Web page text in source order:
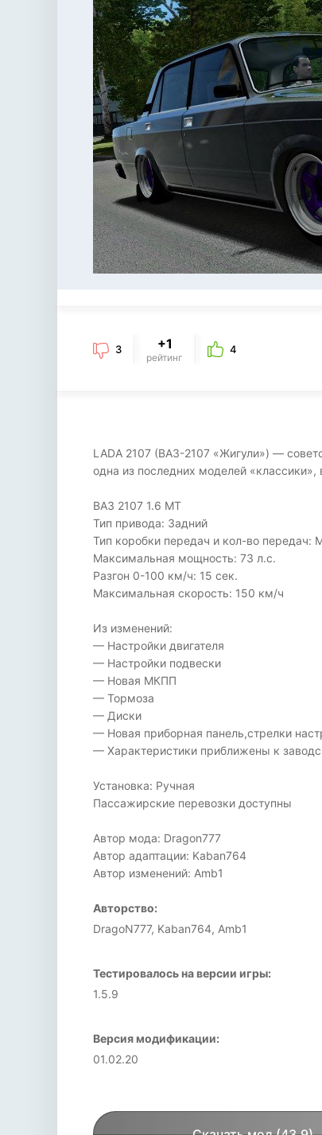
3 +1
рейтинг
4
LADA 2107 (ВАЗ-2107 «Жигули») —
одна из последних моделей
ВАЗ 2107 1.6 MT
Тип привода: Задний
Тип коробки передач и кол-во
Максимальная мощность: 73 л.с.
Разгон 0-100 км/ч: 15 сек.
Максимальная скорость: 150 км/ч
Из изменений:
— Настройки двигателя
— Настройки подвески
— Новая МКПП
— Тормоза
— Диски
— Новая приборная панель,стрелки
— Характеристики приближены к
Установка: Ручная
Пассажирские перевозки доступны
Автор мода: Dragon777
Автор адаптации: Kaban764
Автор изменений: Amb1
Авторство:
DragoN777, Kaban764, Amb1
Тестировалось на версии игры:
1.5.9
Версия модификации:
01.02.20